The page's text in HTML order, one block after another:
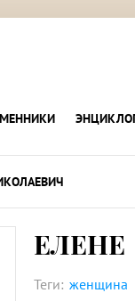
ЕЛЕНЕ
Теги: женщина